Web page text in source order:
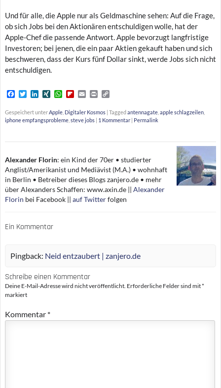
Und für alle, die Apple nur als Geldmaschine sehen: Auf die Frage,
ob sich Jobs bei den Aktionären entschuldigen wolle, hat der
Apple-Chef die passende Antwort. Apple bevorzugt langfristige
Investoren; bei jenen, die ein paar Aktien gekauft haben und sich
beschweren, dass der Kurs fünf Dollar sinkt, werde Jobs sich nicht
entschuldigen.
F
c
e
b
o
T
i
t
t
r
n
k
e
I
X
N
G
W
a
t
s
p
F
i
p
b
a
d
E
a
i
l
P
i
n
t
p
y
L
n
Gespeichert unterApple Digitaler Kosmos Tagged antennagate apple schlagzeilen
iphone empfangsprobleme steve jobs 1 Kommentar Permalink
Alexander Florin: ein Kind der 70er • studierter
Anglist/Amerikanist und Mediävist (M.A.) • wohnhaft
in Berlin • Betreiber dieses Blogs zanjero.de • mehr
über Alexanders Schaffen: www.axin.de || Alexander
Florin bei Facebook || auf Twitterfolgen
Ein Kommentar
Pingback: Neid entzaubert | zanjero.de
Schreibe einen Kommentar
Deine E-Mail-Adresse wird nicht veröffentlicht. Erforderliche Felder sind mit*
markiert
Kommentar *